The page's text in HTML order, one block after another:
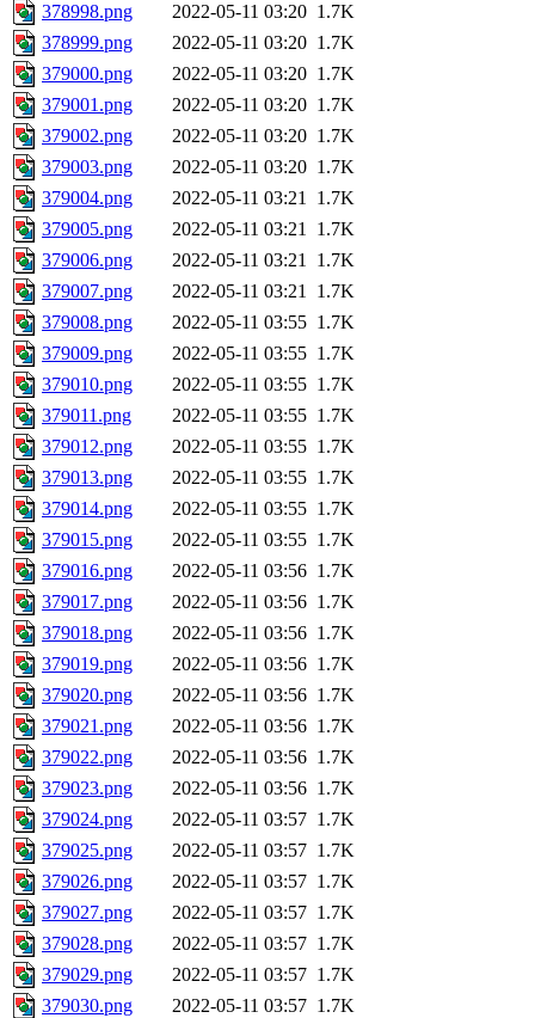
378998.png
2022-05-11 03:20 1.7K
378999.png
2022-05-11 03:20 1.7K
379000.png
2022-05-11 03:20 1.7K
379001.png
2022-05-11 03:20 1.7K
379002.png
2022-05-11 03:20 1.7K
379003.png
2022-05-11 03:20 1.7K
379004.png
2022-05-11 03:21 1.7K
379005.png
2022-05-11 03:21 1.7K
379006.png
2022-05-11 03:21 1.7K
379007.png
2022-05-11 03:21 1.7K
379008.png
2022-05-11 03:55 1.7K
379009.png
2022-05-11 03:55 1.7K
379010.png
2022-05-11 03:55 1.7K
379011.png
2022-05-11 03:55 1.7K
379012.png
2022-05-11 03:55 1.7K
379013.png
2022-05-11 03:55 1.7K
379014.png
2022-05-11 03:55 1.7K
379015.png
2022-05-11 03:55 1.7K
379016.png
2022-05-11 03:56 1.7K
379017.png
2022-05-11 03:56 1.7K
379018.png
2022-05-11 03:56 1.7K
379019.png
2022-05-11 03:56 1.7K
379020.png
2022-05-11 03:56 1.7K
379021.png
2022-05-11 03:56 1.7K
379022.png
2022-05-11 03:56 1.7K
379023.png
2022-05-11 03:56 1.7K
379024.png
2022-05-11 03:57 1.7K
379025.png
2022-05-11 03:57 1.7K
379026.png
2022-05-11 03:57 1.7K
379027.png
2022-05-11 03:57 1.7K
379028.png
2022-05-11 03:57 1.7K
379029.png
2022-05-11 03:57 1.7K
379030.png
2022-05-11 03:57 1.7K